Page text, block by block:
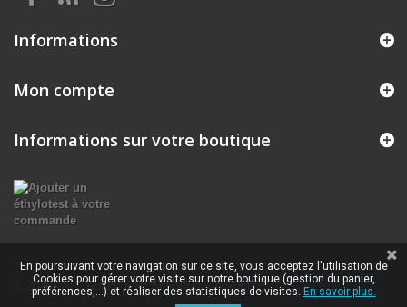
Informations
© 2026 - ALL RIGHTS RESERVED VINSOLITE
Mon compte
Informations sur votre boutique
En poursuivant votre navigation sur ce site, vous acceptez l'utilisation de
Cookies pour gérer votre visite sur notre boutique (gestion du panier,
préférences,...) et réaliser des statistiques de visites. En savoir plus.